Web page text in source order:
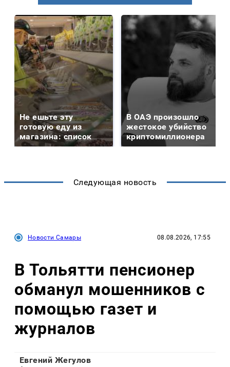
Не ешьте эту
готовую еду из
магазина: список
В ОАЭ произошло
жестокое убийство
криптомиллионера
Следующая новость
Новости Самары 08.08.2026, 17:55
В Тольятти пенсионер
обманул мошенников с
помощью газет и
журналов
Евгений Жегулов